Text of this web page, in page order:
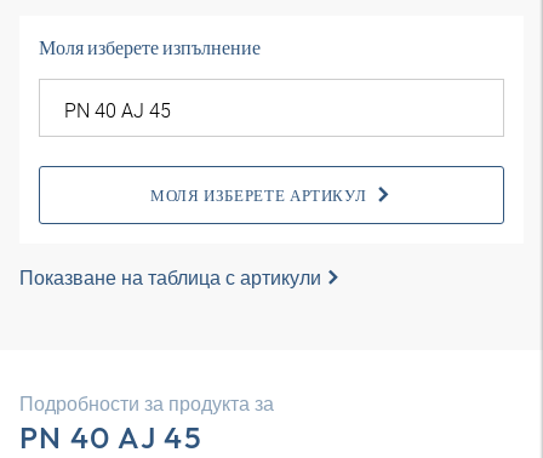
Моля изберете изпълнение
МОЛЯ ИЗБЕРЕТЕ АРТИКУЛ
Показване на таблица с артикули
Подробности за продукта за
PN 40 AJ 45